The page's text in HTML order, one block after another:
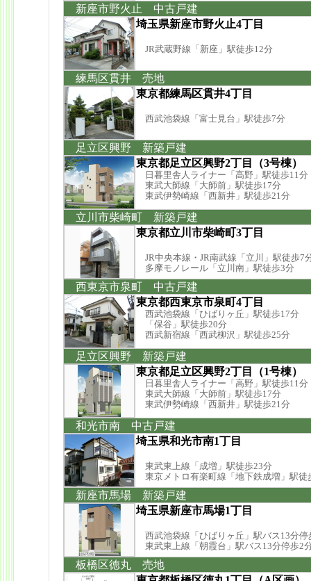
新座市野火止 中古戸建
埼玉県新座市野火止4丁目
JR武蔵野線「新座」駅徒歩12分
練馬区貫井 売地
東京都練馬区貫井4丁目
西武池袋線「富士見台」駅徒歩7分
足立区興野 新築戸建
東京都足立区興野2丁目（3号棟）
日暮里舎人ライナー「高野」駅徒歩11分
東武大師線「大師前」駅徒歩17分
東武伊勢崎線「西新井」駅徒歩21分
立川市柴崎町 新築戸建
東京都立川市柴崎町3丁目
JR中央本線・JR南武線「立川」駅徒歩7
多摩モノレール「立川南」駅徒歩3分
西東京市泉町 中古戸建
東京都西東京市泉町4丁目
西武池袋線「ひばりヶ丘」駅徒歩17分
「保谷」駅徒歩20分
西武新宿線「西武柳沢」駅徒歩25分
足立区興野 新築戸建
東京都足立区興野2丁目（1号棟）
日暮里舎人ライナー「高野」駅徒歩11分
東武大師線「大師前」駅徒歩17分
東武伊勢崎線「西新井」駅徒歩21分
和光市南 中古戸建
埼玉県和光市南1丁目
東武東上線「成増」駅徒歩23分
東京メトロ有楽町線「地下鉄成増」駅徒
新座市馬場 新築戸建
埼玉県新座市馬場1丁目
西武池袋線「ひばりヶ丘」駅バス13分停
東武東上線「朝霞台」駅バス13分停歩2
板橋区徳丸 売地